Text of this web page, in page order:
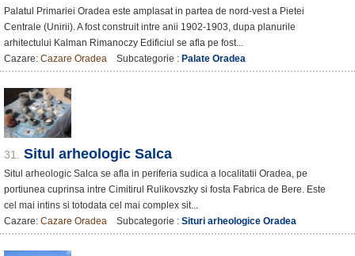
Palatul Primariei Oradea este amplasat in partea de nord-vest a Pietei
Centrale (Unirii). A fost construit intre anii 1902-1903, dupa planurile
arhitectului Kalman Rimanoczy Edificiul se afla pe fost...
Cazare: Cazare Oradea Subcategorie : Palate Oradea
31. Situl arheologic Salca
Situl arheologic Salca se afla in periferia sudica a localitatii Oradea, pe
portiunea cuprinsa intre Cimitirul Rulikovszky si fosta Fabrica de Bere. Este
cel mai intins si totodata cel mai complex sit...
Cazare: Cazare Oradea Subcategorie : Situri arheologice Oradea